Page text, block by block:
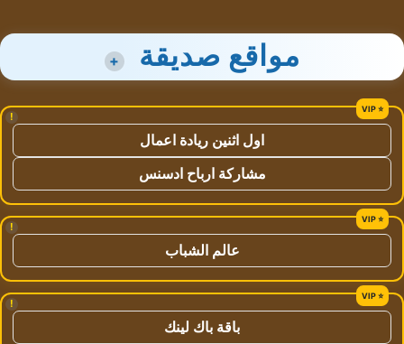
مواقع صديقة +
!
اول اثنين ريادة اعمال
مشاركة ارباح ادسنس
!
عالم الشباب
!
باقة باك لينك